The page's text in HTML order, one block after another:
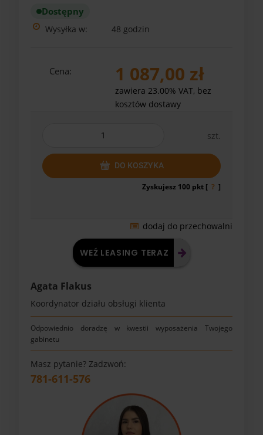
Dostępny
Wysyłka w: 48 godzin
Cena: 1 087,00 zł
zawiera 23.00% VAT, bez
kosztów dostawy
szt.
DO KOSZYKA
Zyskujesz 100 pkt [ ? ]
dodaj do przechowalni
WEŹ LEASING TERAZ
Agata Flakus
Koordynator działu obsługi klienta
Odpowiednio doradzę w kwestii wyposażenia Twojego
gabinetu
Masz pytanie? Zadzwoń:
781-611-576